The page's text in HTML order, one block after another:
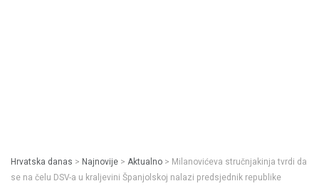
Hrvatska danas > Najnovije > Aktualno > Milanovićeva stručnjakinja tvrdi da
se na čelu DSV-a u kraljevini Španjolskoj nalazi predsjednik republike